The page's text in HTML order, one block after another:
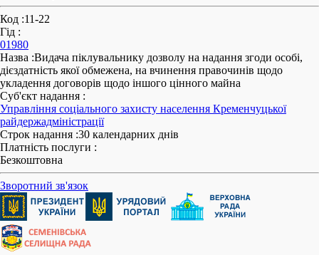
Код :11-22
Гід :
01980
Назва :Видача піклувальнику дозволу на надання згоди особі,
дієздатність якої обмежена, на вчинення правочинів щодо
укладення договорів щодо іншого цінного майна
Суб'єкт надання :
Управління соціального захисту населення Кременчуцької
райдержадміністрації
Строк надання :30 календарних днів
Платність послуги :
Безкоштовна
Зворотний зв'язок